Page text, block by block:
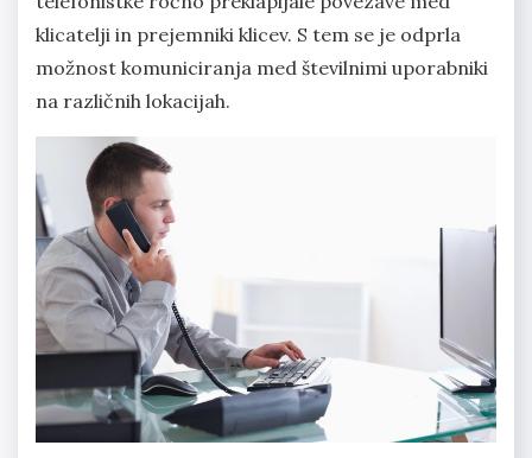
klicatelji in prejemniki klicev. S tem se je odprla
možnost komuniciranja med številnimi uporabniki
na različnih lokacijah.